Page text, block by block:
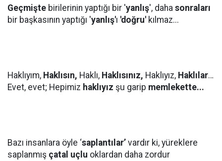
Geçmişte birilerinin yaptığı bir 'yanlış', daha sonraları
bir başkasının yaptığı 'yanlış'ı 'doğru' kılmaz...
Haklıyım, Haklısın, Haklı, Haklısınız, Haklıyız, Haklılar…
Evet, evet; Hepimiz haklıyız şu garip memlekette...
Bazı insanlara öyle ‘saplantılar’ vardır ki, yüreklere
saplanmış çatal uçlu oklardan daha zordur